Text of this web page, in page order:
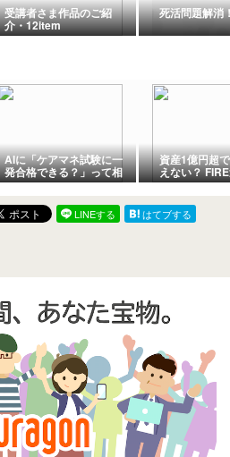
受講者さま作品のご紹
介・12item
Suncaacher®︎ Dew-雫-
死活問題解消
AIに「ケアマネ試験に一
発合格できる？」って相
談してみたら、意外な分
析結果が返ってきた話
資産1億円超
えない？
む老後の現実
LINEする
はてブする